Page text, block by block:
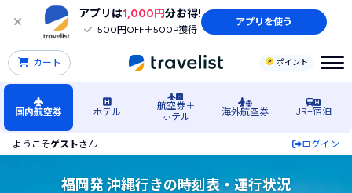
アプリは1,000円分お得!
500円OFF＋500P獲得
アプリを使う
ポイント
カート
国内航空券 ホテル
航空券＋
ホテル
海外航空券 JR+宿泊
ようこそゲストさん ログイン
福岡発 沖縄行きの時刻表・運行状況